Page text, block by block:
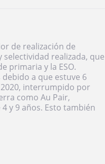
de realización de
realizada, que
primaria y la ESO.
a que estuve 6
interrumpido por
como Au Pair,
y 9 años. Esto también